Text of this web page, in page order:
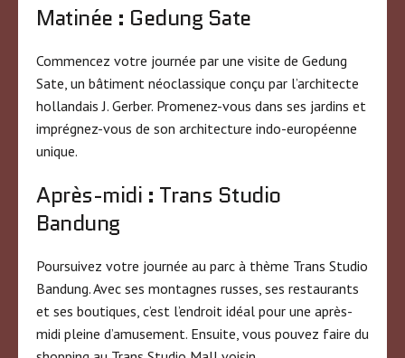
Matinée : Gedung Sate
Commencez votre journée par une visite de Gedung
Sate, un bâtiment néoclassique conçu par l’architecte
hollandais J. Gerber. Promenez-vous dans ses jardins et
imprégnez-vous de son architecture indo-européenne
unique.
Après-midi : Trans Studio
Bandung
Poursuivez votre journée au parc à thème Trans Studio
Bandung. Avec ses montagnes russes, ses restaurants
et ses boutiques, c’est l’endroit idéal pour une après-
midi pleine d’amusement. Ensuite, vous pouvez faire du